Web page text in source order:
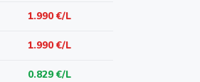
1.990 €/L
1.990 €/L
0.829 €/L